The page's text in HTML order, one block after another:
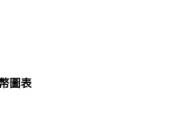
圖表